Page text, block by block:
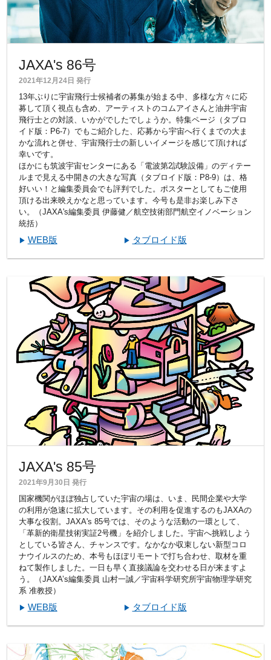
JAXA's 86号
2021年12月24日 発行
13年ぶりに宇宙飛行士候補者の募集が始まる中、多様な方々に応
募して頂く視点も含め、アーティストのコムアイさんと油井宇宙
飛行士との対談、いかがでしたでしょうか。特集ページ（タブロ
イド版：P6-7）でもご紹介した、応募から宇宙へ行くまでの大ま
かな流れと併せ、宇宙飛行士の新しいイメージを感じて頂ければ
幸いです。
ほかにも筑波宇宙センターにある「電波第2試験設備」のディテー
ルまで見える中開きの大きな写真（タブロイド版：P8-9）は、格
好いい！と編集委員会でも評判でした。ポスターとしてもご使用
頂ける出来映えかなと思っています。今号も是非お楽しみ下さ
い。（JAXA's編集委員 伊藤健／航空技術部門航空イノベーション
統括）
WEB版 タブロイド版
JAXA's 85号
2021年9月30日 発行
国家機関がほぼ独占していた宇宙の場は、いま、民間企業や大学
の利用が急速に拡大しています。その利用を促進するのもJAXAの
大事な役割。JAXA's 85号では、そのような活動の一環として、
「革新的衛星技術実証2号機」を紹介しました。宇宙へ挑戦しよう
としている皆さん、チャンスです。なかなか収束しない新型コロ
ナウイルスのため、本号もほぼリモートで打ち合わせ、取材を重
ねて製作しました。一日も早く直接議論を交わせる日が来ますよ
う。（JAXA’s編集委員 山村一誠／宇宙科学研究所宇宙物理学研究
系 准教授）
WEB版 タブロイド版